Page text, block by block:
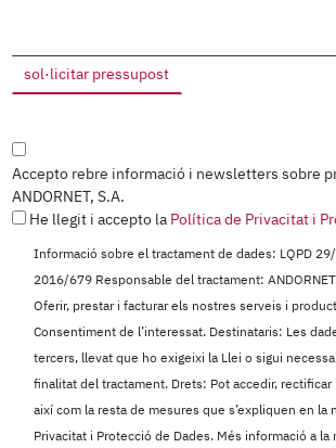
Accepto rebre informació i newsletters sobre
ANDORNET, S.A.
He llegit i accepto la Política de Privacitat i
Informació sobre el tractament de dades: LQPD 29/
2016/679 Responsable del tractament:
Oferir, prestar i facturar els nostres serveis i
Consentiment de l’interessat. Destinataris: Les
tercers, llevat que ho exigeixi la Llei o sigui
finalitat del tractament. Drets: Pot accedir, rectificar
així com la resta de mesures que s’expliquen en la
Privacitat i Protecció de Dades. Més informació a la